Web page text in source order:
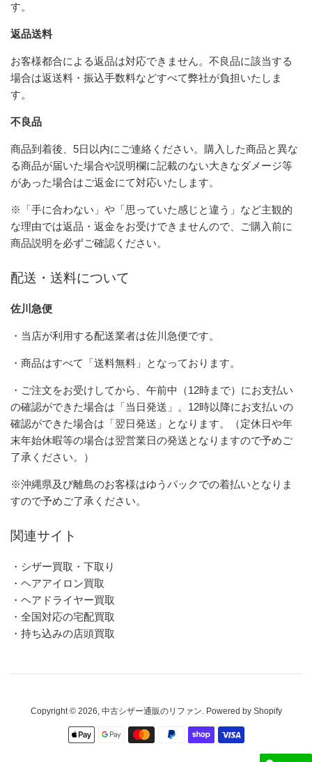
す。
返品送料
お客様都合による返品は対応できません。不良品に該当する
場合は返送料・振込手数料などすべて弊社が負担いたしま
す。
不良品
商品到着後、5日以内にご連絡ください。購入した商品と異な
る商品が届いた場合や説明欄に記載のない大きなダメージ等
があった場合はご返金にて対応いたします。
※「手に合わない」や「思っていた感じと違う」など主観的
な理由では返品・返金をお受けできませんので、ご購入前に
商品説明を必ずご確認ください。
配送・送料について
佐川急便
・当店が利用する配送業者は佐川急便です。
・商品はすべて「送料無料」となっております。
・ご注文をお受けしてから、午前中（12時まで）にお支払い
の確認ができた場合は「当日発送」。12時以降にお支払いの
確認ができた場合は「翌日発送」となります。（定休日や年
末年始休暇等の場合は翌営業日の発送となりますので予めご
了承ください。）
※沖縄県及び離島のお客様はゆうパックでの着払いとなりま
すので予めご了承ください。
関連サイト
・シザー買取・下取り
・ヘアアイロン買取
・ヘアドライヤー買取
・全国対応の宅配買取
・持ち込みの店頭買取
Copyright © 2026, 中古シザー通販のリファン. Powered by Shopify